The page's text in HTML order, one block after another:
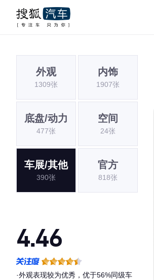
外观
1309张
内饰
1907张
底盘/动力
477张
空间
24张
车展/其他
390张
官方
818张
4.46
·外观表现较为优秀，优于56%同级车